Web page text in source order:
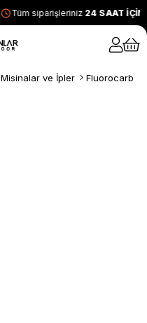
Tüm siparişleriniz 24 SAAT
Misinalar ve İpler